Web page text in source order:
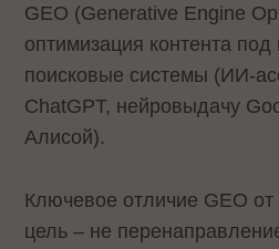
GEO (Generative Engine
оптимизация контента под
поисковые системы (ИИ-
ChatGPT, нейровыдачу
Алисой).
Ключевое отличие GEO от
цель – не